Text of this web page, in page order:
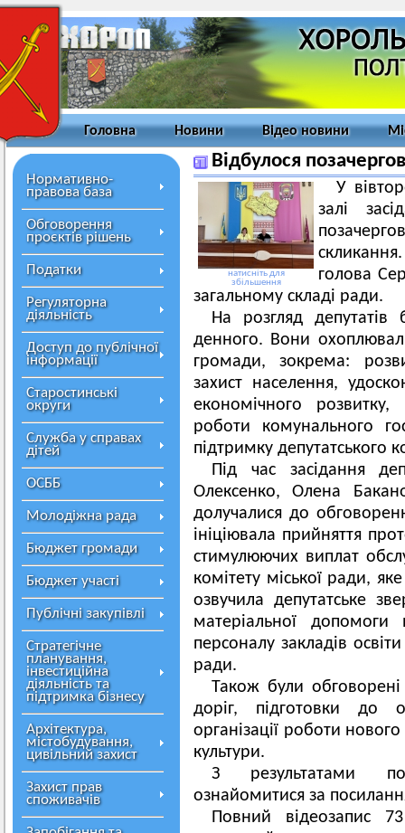
Головна Новини Відео новини
Нормативно-
правова база
Обговорення
проєктів рішень
Податки
Регуляторна
діяльність
Доступ до публічної
інформації
Старостинські
округи
Служба у справах
дітей
ОСББ
Молодіжна рада
Бюджет громади
Бюджет участі
Публічні закупівлі
Стратегічне
планування,
інвестиційна
діяльність та
підтримка бізнесу
Архітектура,
містобудування,
цивільний захист
Захист прав
споживачів
Відбулося
натисніть для
збільшення
У
залі
голова
загальному складі ради.
На розгляд
денного. Вони
громади, зокрема:
захист населення,
економічного
роботи комунального
підтримку депутатського
Під час засідання
Олексенко, Олена
долучалися до
ініціювала прийняття
стимулюючих виплат
комітету міської ради,
озвучила депутатське
матеріальної
персоналу закладів
ради.
Також були
доріг, підготовки до
організації роботи
культури.
З результатами
ознайомитися за
Повний відеозапис